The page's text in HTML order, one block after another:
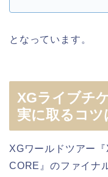
となっています。
XGライブチ
実に取るコツ
XGワールドツアー
CORE』のファイナ